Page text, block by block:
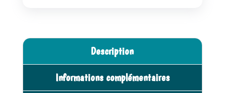
Description
Informations complémentaires